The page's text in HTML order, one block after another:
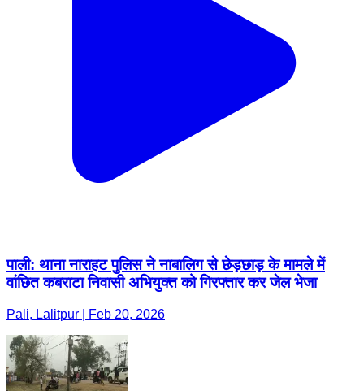
पाली: थाना नाराहट पुलिस ने नाबालिग से छेड़छाड़ के मामले में
वांछित कबराटा निवासी अभियुक्त को गिरफ्तार कर जेल भेजा
Pali, Lalitpur | Feb 20, 2026